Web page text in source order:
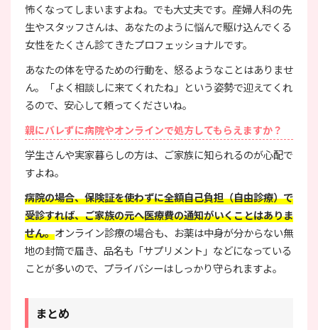
怖くなってしまいますよね。でも大丈夫です。産婦人科の先
生やスタッフさんは、あなたのように悩んで駆け込んでくる
女性をたくさん診てきたプロフェッショナルです。
あなたの体を守るための行動を、怒るようなことはありませ
ん。「よく相談しに来てくれたね」という姿勢で迎えてくれ
るので、安心して頼ってくださいね。
親にバレずに病院やオンラインで処方してもらえますか？
学生さんや実家暮らしの方は、ご家族に知られるのが心配で
すよね。
病院の場合、保険証を使わずに全額自己負担（自由診療）で
受診すれば、ご家族の元へ医療費の通知がいくことはありま
せん。オンライン診療の場合も、お薬は中身が分からない無
地の封筒で届き、品名も「サプリメント」などになっている
ことが多いので、プライバシーはしっかり守られますよ。
まとめ